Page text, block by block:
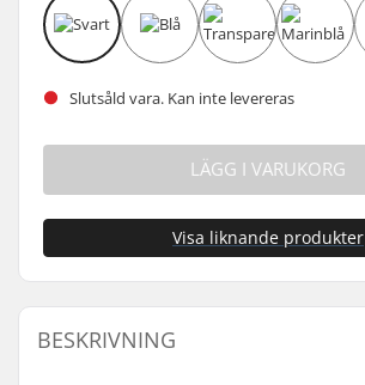
Slutsåld vara. Kan inte levereras
LÄGG I VARUKORG
Visa liknande produkter
BESKRIVNING